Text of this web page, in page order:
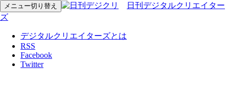
メニュー切り替え
日刊デジタルクリエイター
ズ
デジタルクリエイターズとは
RSS
Facebook
Twitter